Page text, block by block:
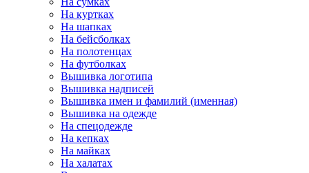
На куртках
На шапках
На бейсболках
На полотенцах
На футболках
Вышивка логотипа
Вышивка надписей
Вышивка имен и фамилий (именная)
Вышивка на одежде
На спецодежде
На кепках
На майках
На халатах